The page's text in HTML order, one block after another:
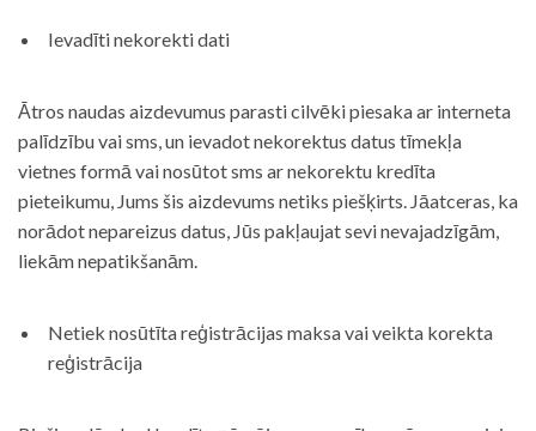
Ievadīti nekorekti dati
Ātros naudas aizdevumus parasti cilvēki piesaka ar interneta
palīdzību vai sms, un ievadot nekorektus datus tīmekļa
vietnes formā vai nosūtot sms ar nekorektu kredīta
pieteikumu, Jums šis aizdevums netiks piešķirts. Jāatceras, ka
norādot nepareizus datus, Jūs pakļaujat sevi nevajadzīgām,
liekām nepatikšanām.
Netiek nosūtīta reģistrācijas maksa vai veikta korekta
reģistrācija